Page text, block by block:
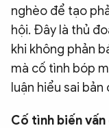
nghèo để tạo
hội. Đây là thủ
khi không phản
mà cố tình bóp
luận hiểu sai
Cố tình biến